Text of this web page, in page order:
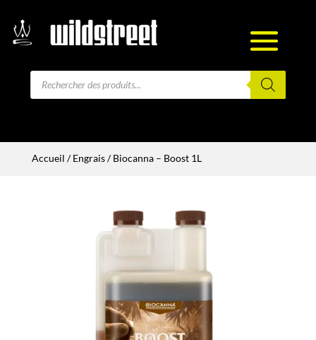
Recherche
Accueil /Engrais/ Biocanna – Boost 1L